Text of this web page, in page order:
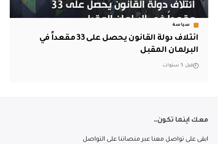
سياسة
ائتلاف دولة القانون يحصل على 33 مقعداً في
البرلمان المقبل
قبل 5 سنوات
معك اينما تكون..
ابقى على تواصل معنا عبر منصاتنا على التواصل